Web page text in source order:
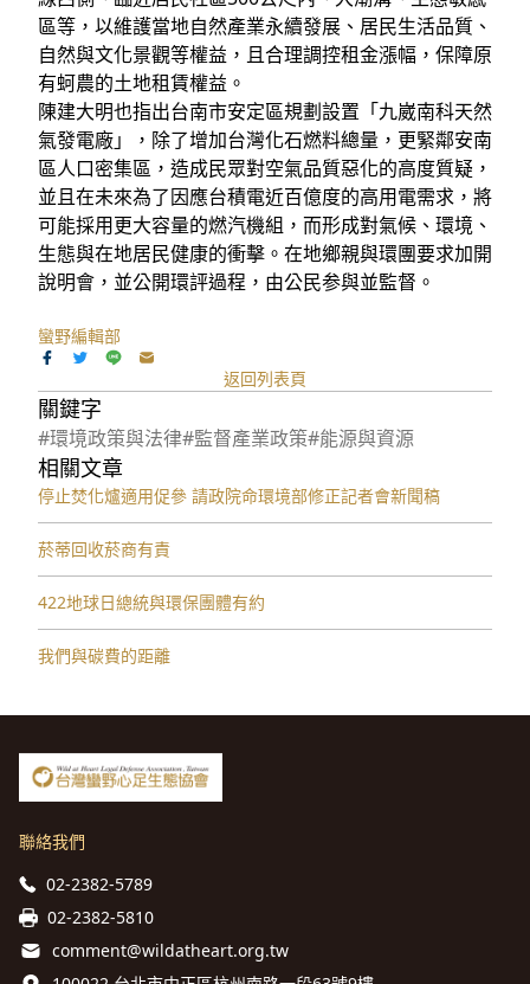
區等，以維護當地自然產業永續發展、居民生活品質、
自然與文化景觀等權益，且合理調控租金漲幅，保障原
有蚵農的土地租賃權益。
陳建大明也指出台南市安定區規劃設置「九崴南科天然
氣發電廠」，除了增加台灣化石燃料總量，更緊鄰安南
區人口密集區，造成民眾對空氣品質惡化的高度質疑，
並且在未來為了因應台積電近百億度的高用電需求，將
可能採用更大容量的燃汽機組，而形成對氣候、環境、
生態與在地居民健康的衝擊。在地鄉親與環團要求加開
說明會，並公開環評過程，由公民参與並監督。
蠻野編輯部
返回列表頁
關鍵字
#環境政策與法律#監督產業政策#能源與資源
相關文章
停止焚化爐適用促參 請政院命環境部修正記者會新聞稿
菸蒂回收菸商有責
422地球日總統與環保團體有約
我們與碳費的距離
聯絡我們
02-2382-5789
02-2382-5810
comment@wildatheart.org.tw